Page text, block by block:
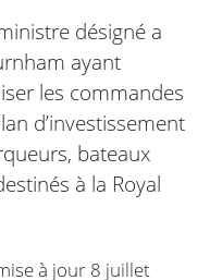
désigné a
ayant
les commandes
d’investissement
bateaux
à la Royal
à jour 8 juillet